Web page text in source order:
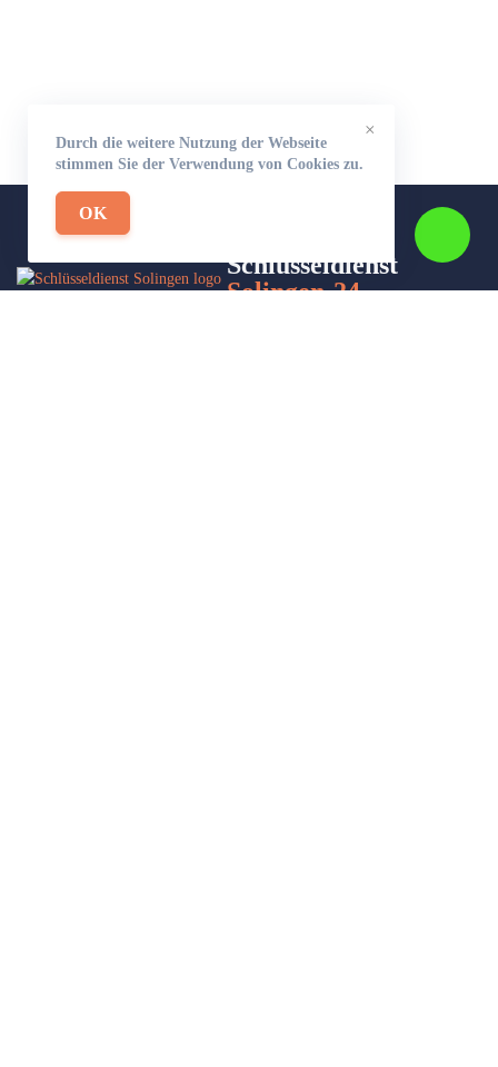
×
Durch die weitere Nutzung der Webseite
stimmen Sie der Verwendung von Cookies zu.
OK
Schlüsseldienst
Solingen-24